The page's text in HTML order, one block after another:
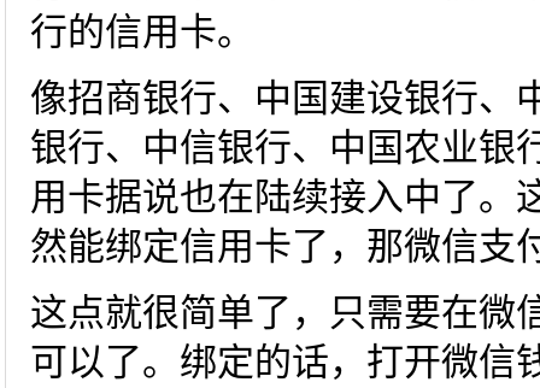
行的信用卡。
像招商银行、中国建设银行、
银行、中信银行、中国农业银
用卡据说也在陆续接入中了。
然能绑定信用卡了，那微信支
这点就很简单了，只需要在微
可以了。绑定的话，打开微信